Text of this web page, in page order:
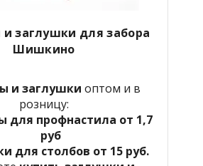
заглушки для забора
Шишкино
и заглушки оптом и в
розницу:
для профнастила от 1,7
руб
для столбов от 15 руб.